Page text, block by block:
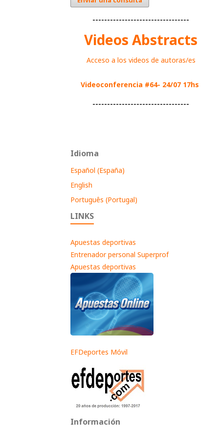
---------------------------------
Videos Abstracts
Acceso a los videos de autoras/es
Videoconferencia #64- 24/07 17hs
---------------------------------
Idioma
Español (España)
English
Português (Portugal)
LINKS
Apuestas deportivas
Entrenador personal Superprof
Apuestas deportivas
EFDeportes Móvil
Información